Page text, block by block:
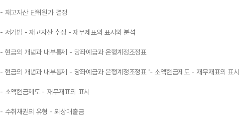
- 재고자산 단위원가 결정
- 저가법 - 재고자산 추정 - 재무제표의 표시와 분석
- 현금의 개념과 내부통제 - 당좌예금과 은행계정조정표
- 현금의 개념과 내부통제 - 당좌예금과 은행계정조정표 '- 소액현금제도 - 재무재표의 표시
- 소액현금제도 - 재무재표의 표시
- 수취채권의 유형 - 외상매출금